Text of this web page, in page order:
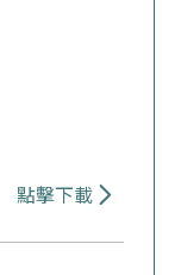
點擊下載